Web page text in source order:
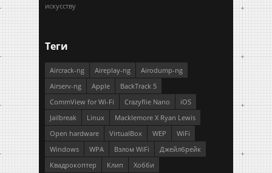
искусству
Теги
Aircrack-ng Aireplay-ng
Airodump-ng
Airserv-ng
Apple
BackTrack 5
CommView for Wi-Fi
Crazyflie Nano
iOS
Jailbreak
Linux
Macklemore X Ryan Lewis
Open hardware
VirtualBox WEP
WiFi
Windows
WPA Взлом WiFi
Джейлбрейк
Квадрокоптер
Клип Хобби